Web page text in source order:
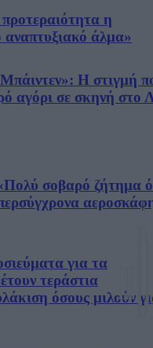
η
αναπτυξιακό άλμα»
Μπάιντεν»: Η στιγμή
αγόρι σε σκηνή στο
σοβαρό ζήτημα
για τα
τεράστια
όσους μιλούν